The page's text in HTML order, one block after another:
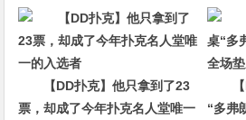
【DD扑克】他只拿到了23
票，却成了今年扑克名人堂唯一
“多弗